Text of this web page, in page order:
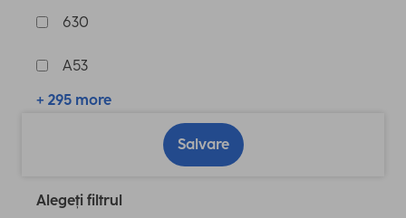
630
A53
+ 295 more
Salvare
Alegeți filtrul